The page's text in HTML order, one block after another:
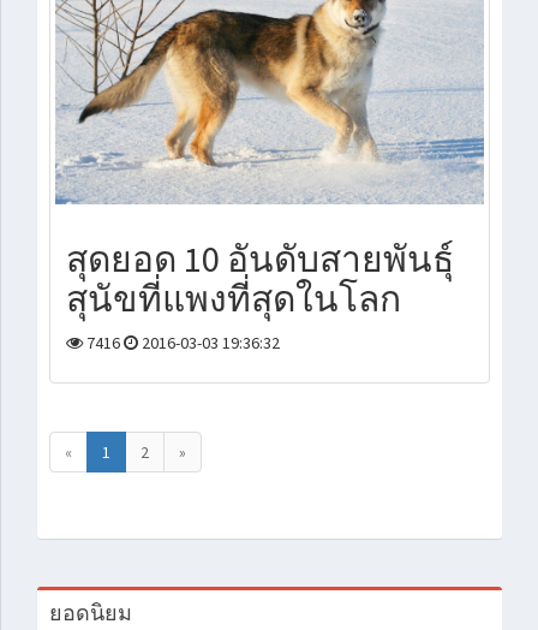
สุดยอด 10 อันดับสายพันธุ์
สุนัขที่แพงที่สุดในโลก
7416 2016-03-03 19:36:32
« 1 2 »
ยอดนิยม